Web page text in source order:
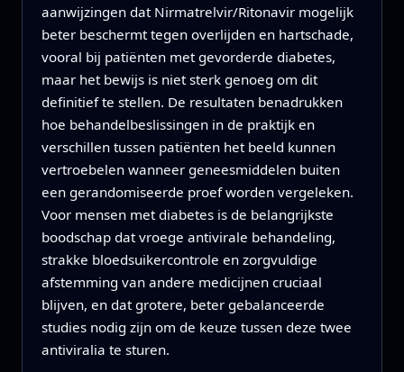
aanwijzingen dat Nirmatrelvir/Ritonavir mogelijk
beter beschermt tegen overlijden en hartschade,
vooral bij patiënten met gevorderde diabetes,
maar het bewijs is niet sterk genoeg om dit
definitief te stellen. De resultaten benadrukken
hoe behandelbeslissingen in de praktijk en
verschillen tussen patiënten het beeld kunnen
vertroebelen wanneer geneesmiddelen buiten
een gerandomiseerde proef worden vergeleken.
Voor mensen met diabetes is de belangrijkste
boodschap dat vroege antivirale behandeling,
strakke bloedsuikercontrole en zorgvuldige
afstemming van andere medicijnen cruciaal
blijven, en dat grotere, beter gebalanceerde
studies nodig zijn om de keuze tussen deze twee
antiviralia te sturen.